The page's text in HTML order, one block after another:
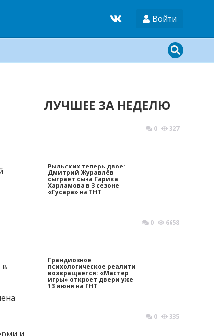
Войти
в
и
ЛУЧШЕЕ ЗА НЕДЕЛЮ
Рыльских теперь двое:
Дмитрий Журавлёв
сыграет сына Гарика
Харламова в 3 сезоне
«Гусара» на ТНТ
0 327
Грандиозное
психологическое реалити
возвращается: «Мастер
игры» откроет двери уже
13 июня на ТНТ
0 6658
0 335